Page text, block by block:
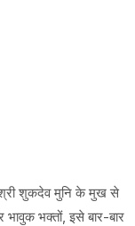
श्री शुकदेव मुनि के मुख से
भक्तों, इसे बार-बार